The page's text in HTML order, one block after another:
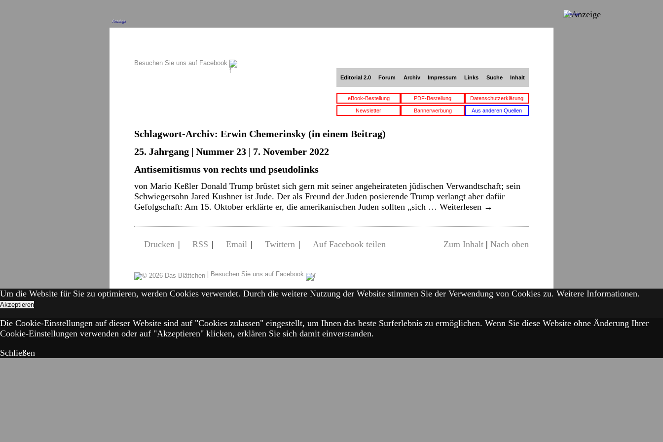
Anzeige
Besuchen Sie uns auf Facebook
Editorial 2.0 Forum Archiv Impressum Links Suche Inhalt
eBook-Bestellung PDF-Bestellung Datenschutzerklärung
Newsletter Bannerwerbung Aus anderen Quellen
Schlagwort-Archiv: Erwin Chemerinsky (in einem Beitrag)
25. Jahrgang | Nummer 23 | 7. November 2022
Antisemitismus von rechts und pseudolinks
von Mario Keßler Donald Trump brüstet sich gern mit seiner angeheirateten jüdischen Verwandtschaft; sein
Schwiegersohn Jared Kushner ist Jude. Der als Freund der Juden posierende Trump verlangt aber dafür
Gefolgschaft: Am 15. Oktober erklärte er, die amerikanischen Juden sollten „sich … Weiterlesen →
Drucken | RSS | Email | Twittern | Auf Facebook teilen Zum Inhalt | Nach oben
| Besuchen Sie uns auf Facebook
Anzeige
Um die Website für Sie zu optimieren, werden Cookies verwendet. Durch die weitere Nutzung der Website stimmen Sie der Verwendung von Cookies zu. Weitere Informationen.
Akzeptieren
Die Cookie-Einstellungen auf dieser Website sind auf "Cookies zulassen" eingestellt, um Ihnen das beste Surferlebnis zu ermöglichen. Wenn Sie diese Website ohne Änderung Ihrer
Cookie-Einstellungen verwenden oder auf "Akzeptieren" klicken, erklären Sie sich damit einverstanden.
Schließen